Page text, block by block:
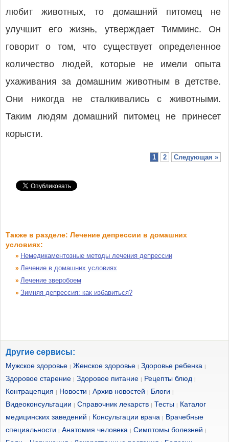
любит животных, то домашний питомец не
улучшит его жизнь, утверждает Тимминс. Он
говорит о том, что существует определенное
количество людей, которые не имели опыта
ухаживания за домашним животным в детстве.
Они никогда не сталкивались с животными.
Таким людям домашний питомец не принесет
корысти.
1 2 Следующая »
Также в разделе: Лечение депрессии в домашних
условиях:
» Немедикаментозные методы лечения депрессии
» Лечение в домашних условиях
» Лечение зверобоем
» Зимняя депрессия: как избавиться?
Другие сервисы:
Мужское здоровье | Женское здоровье | Здоровье ребенка |
Здоровое старение | Здоровое питание | Рецепты блюд |
Контрацепция | Новости | Архив новостей | Блоги |
Видеоконсультации | Справочник лекарств | Тесты | Каталог
медицинских заведений | Консультации врача | Врачебные
специальности | Анатомия человека | Симптомы болезней |